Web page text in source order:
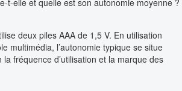
deux piles AAA de 1,5 V. En utilisation
multimédia, l’autonomie typique se situe
fréquence d’utilisation et la marque des